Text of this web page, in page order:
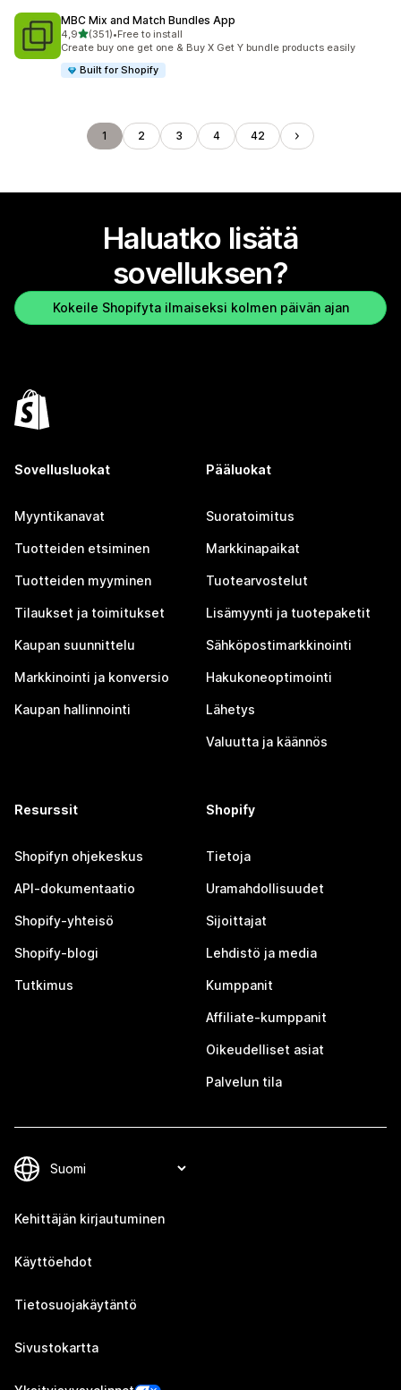
MBC Mix and Match Bundles App
4,9/ 5 tähteä
(351)
351 arvostelua yhteensä
•Free to install
Create buy one get one & Buy X Get Y bundle products easily
Built for Shopify
1 2 3 4 42
Haluatko lisätä
sovelluksen?
Kokeile Shopifyta ilmaiseksi kolmen päivän ajan
Sovellusluokat
Myyntikanavat
Tuotteiden etsiminen
Tuotteiden myyminen
Tilaukset ja toimitukset
Kaupan suunnittelu
Markkinointi ja konversio
Kaupan hallinnointi
Pääluokat
Suoratoimitus
Markkinapaikat
Tuotearvostelut
Lisämyynti ja tuotepaketit
Sähköpostimarkkinointi
Hakukoneoptimointi
Lähetys
Valuutta ja käännös
Resurssit
Shopifyn ohjekeskus
API-dokumentaatio
Shopify-yhteisö
Shopify-blogi
Tutkimus
Shopify
Tietoja
Uramahdollisuudet
Sijoittajat
Lehdistö ja media
Kumppanit
Affiliate-kumppanit
Oikeudelliset asiat
Palvelun tila
Kehittäjän kirjautuminen
Käyttöehdot
Tietosuojakäytäntö
Sivustokartta